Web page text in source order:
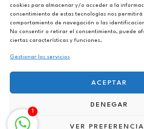
cookies para almacenar y/o acceder a la
consentimiento de estas tecnologías nos permitirá
comportamiento de navegación o las
No consentir o retirar el consentimiento, puede
ciertas características y funciones.
Gestionar los servicios
ACEPTAR
DENEGAR
VER
Aviso legal
Política de privacidad
Política de cookies
Terapia para el estrés laboral
1